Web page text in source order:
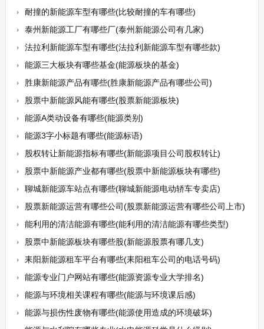
耐撞的新能源车型有哪些(比较耐撞的车有哪些)
泰州新能源工厂有哪些厂(泰州新能源公司有几家)
法拉利新能源车型有哪些(法拉利新能源车型有哪些款)
能源三大板块有哪些基金(能源板块的基金)
胜康新能源产品有哪些(胜康新能源产品有哪些公司)
股票中新能源风能有哪些(股票新能源板块)
能源A类动设备有哪些(能源类别)
能源3字小标题有哪些(能源标语)
股权转让新能源指标有哪些(新能源项目公司股权转让)
股票中新能源产业都有哪些(股票中新能源板块有哪些)
聊城新能源车站点有哪些(聊城新能源电动轿车专卖店)
股票新能源运营有哪些公司(股票新能源运营有哪些公司上市)
能利用的清洁能源有哪些(能利用的清洁能源有哪些类型)
股票中新能源板块有哪些股(新能源股票有哪几支)
耒阳新能源租车平台有哪些(耒阳租车公司的电话号码)
能源专业门户网站有哪些(能源资源专业大学排名)
能源与环境相关课程有哪些(能源与环境课后感)
能源与损伤性废物有哪些(能源使用造成的环境破坏)